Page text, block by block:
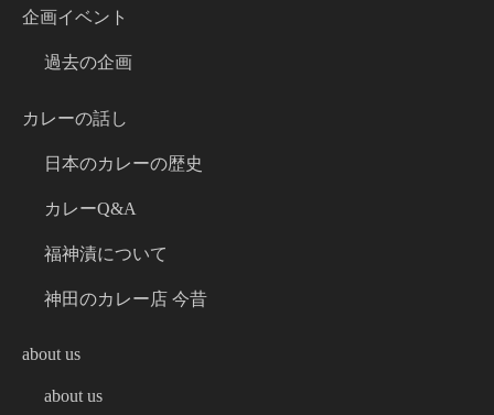
企画イベント
過去の企画
カレーの話し
日本のカレーの歴史
カレーQ&A
福神漬について
神田のカレー店 今昔
about us
about us